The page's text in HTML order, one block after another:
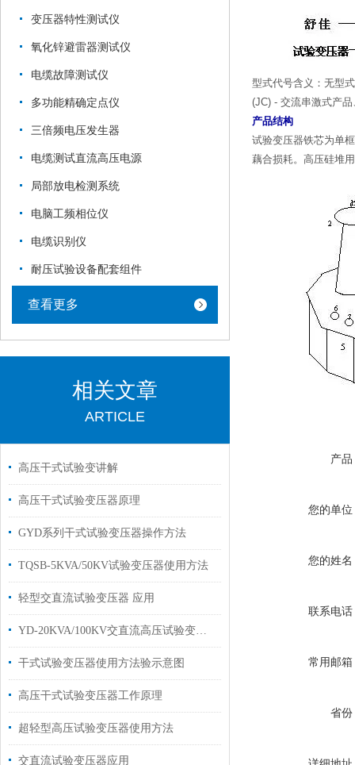
变压器特性测试仪
氧化锌避雷器测试仪
电缆故障测试仪
多功能精确定点仪
三倍频电压发生器
电缆测试直流高压电源
局部放电检测系统
电脑工频相位仪
电缆识别仪
耐压试验设备配套组件
查看更多
相关文章
ARTICLE
高压干式试验变讲解
高压干式试验变压器原理
GYD系列干式试验变压器操作方法
TQSB-5KVA/50KV试验变压器使用方法
轻型交直流试验变压器 应用
YD-20KVA/100KV交直流高压试验变压器
干式试验变压器使用方法验示意图
高压干式试验变压器工作原理
超轻型高压试验变压器使用方法
交直流试验变压器应用
型式代号含义：无型
(JC) - 交流串激式产
产品结构
试验变压器铁芯为单
藕合损耗。高压硅堆
产品
您的单位
您的姓名
联系电话
常用邮箱
省份